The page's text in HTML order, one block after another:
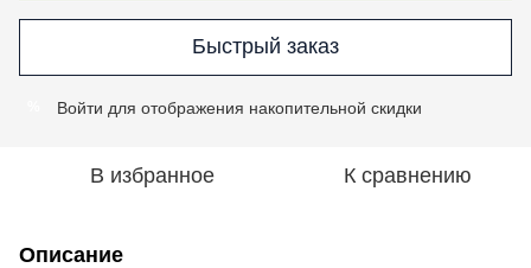
Быстрый заказ
Войти для отображения накопительной скидки
В избранное К сравнению
Описание